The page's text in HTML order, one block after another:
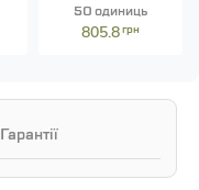
50 одиниць
805.8грн
Гарантії